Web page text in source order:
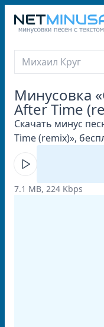
Минусовка
After Time
Скачать минус
Time (remix)»,
7.1 MB, 224 Kbps